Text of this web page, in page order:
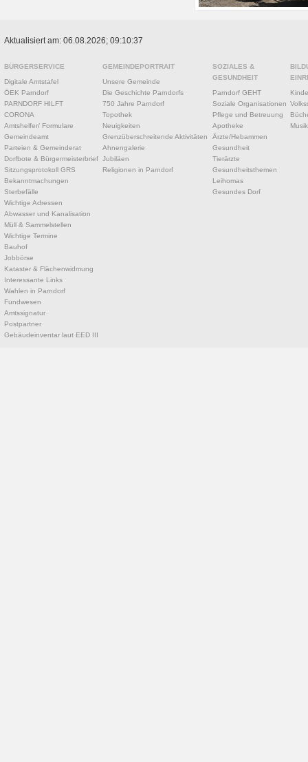
Aktualisiert am: 06.08.2026; 09:10:37
BÜRGERSERVICE
Digitale Amtstafel
ÖEK Parndorf
PARNDORF HILFT
CORONA
Amtshelfer/ Formulare
Gemeindeamt
Parteien & Gemeinderat
Dorfbote & Bürgermeisterbrief
Sitzungsprotokoll GRS
Bekanntmachungen
Sterbefälle
Wichtige Adressen
Abwasser und Kanalisation
Müll & Sammelstellen
Wichtige Termine
Bauhof
Jobbörse
Kataster & Flächenwidmung
Interessante Links
Wahlen in Parndorf
Fundwesen
Amtssignatur
Postpartner
Gebäudeinventar laut EED III
GEMEINDEPORTRAIT
Unsere Gemeinde
Die Geschichte Parndorfs
750 Jahre Parndorf
Topothek
Neuigkeiten
Grenzüberschreitende Aktivitäten
Ahnengalerie
Jubiläen
Religionen in Parndorf
SOZIALES &
GESUNDHEIT
Parndorf GEHT
Soziale Organisationen
Pflege und Betreuung
Apotheke
Ärzte/Hebammen
Gesundheit
Tierärzte
Gesundheitsthemen
Leihomas
Gesundes Dorf